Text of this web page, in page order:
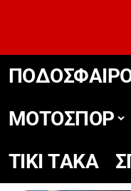
ΜΟΤΟΣΠΟΡ
TIKΙ TΑΚΑ